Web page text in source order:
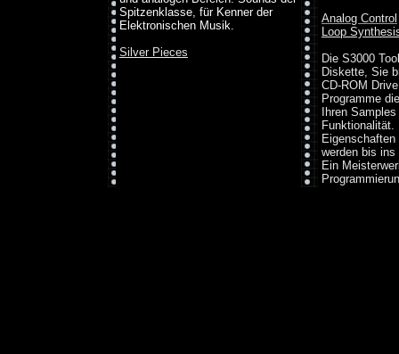
Spitzenklasse, für Kenner der
Elektronischen Musik.
Silver Pieces
Analog Control
Loop
Die S3000
Diskette, Sie
CD-ROM
Programme
Ihren
Funktionalität.
werden bis
Ein